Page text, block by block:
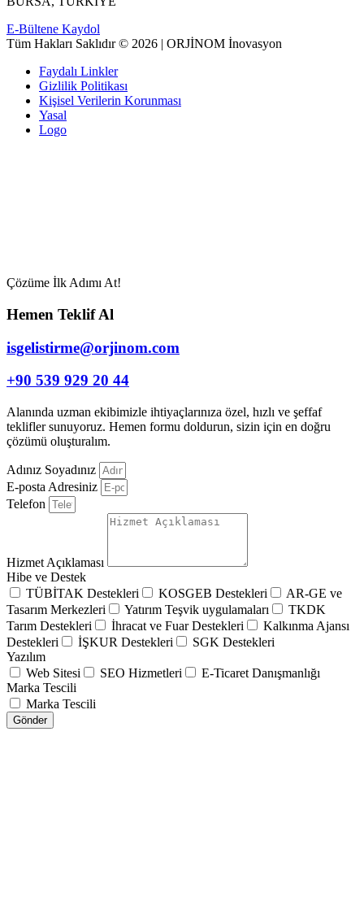
E-Bültene Kaydol
Tüm Hakları Saklıdır © 2026 | ORJİNOM İnovasyon
Faydalı Linkler
Gizlilik Politikası
Kişisel Verilerin Korunması
Yasal
Logo
Çözüme İlk Adımı At!
Hemen Teklif Al
isgelistirme@orjinom.com
+90 539 929 20 44
Alanında uzman ekibimizle ihtiyaçlarınıza özel, hızlı ve şeffaf
teklifler sunuyoruz. Hemen formu doldurun, sizin için en doğru
çözümü oluşturalım.
Adınız Soyadınız
E-posta Adresiniz
Telefon
Hizmet Açıklaması
Hibe ve Destek
TÜBİTAK Destekleri
KOSGEB Destekleri
AR-GE ve
Tasarım Merkezleri
Yatırım Teşvik uygulamaları
TKDK
Tarım Destekleri
İhracat ve Fuar Destekleri
Kalkınma Ajansı
Destekleri
İŞKUR Destekleri
SGK Destekleri
Yazılım
Web Sitesi
SEO Hizmetleri
E-Ticaret Danışmanlığı
Marka Tescili
Marka Tescili
Gönder